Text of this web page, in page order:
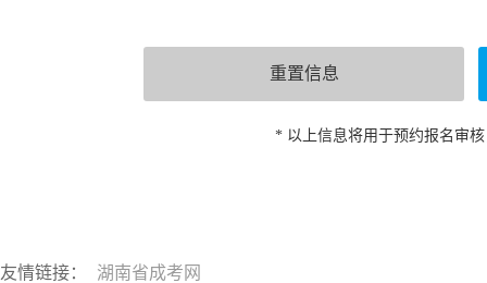
* 以上信息将用于预约报名审
友情链接： 湖南省成考网